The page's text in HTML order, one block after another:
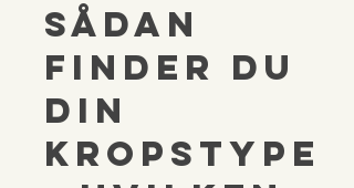
Sådan
finder du
din
kropstype